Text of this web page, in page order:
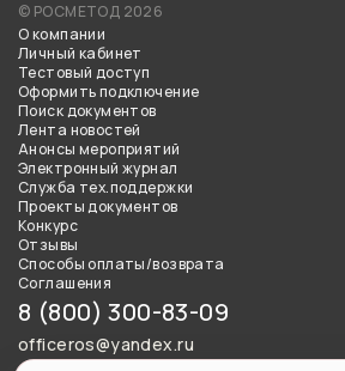
© РОСМЕТОД 2026
О компании
Личный кабинет
Тестовый доступ
Оформить подключение
Поиск документов
Лента новостей
Анонсы мероприятий
Электронный журнал
Служба тех.поддержки
Проекты документов
Конкурс
Отзывы
Способы оплаты/возврата
Соглашения
8 (800) 300-83-09
officeros@yandex.ru